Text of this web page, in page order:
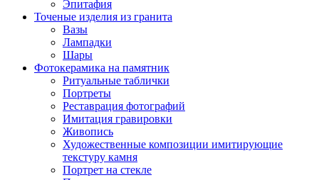
Эпитафия
Точеные изделия из гранита
Вазы
Лампадки
Шары
Фотокерамика на памятник
Ритуальные таблички
Портреты
Реставрация фотографий
Имитация гравировки
Живопись
Художественные композиции имитирующие
текстуру камня
Портрет на стекле